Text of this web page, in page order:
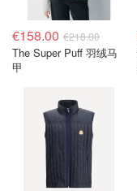
€158.00 €218.00
The Super Puff 羽绒马
甲